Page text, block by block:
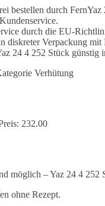
bestellen durch
durch die EU-
diskreter Verpackung
24 4 252 Stück
Verhütung
232.00
möglich – Yaz 24 4
ohne Rezept.